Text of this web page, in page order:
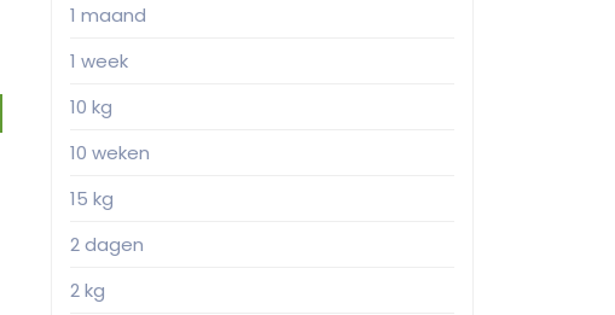
1 maand
1 week
10 kg
10 weken
15 kg
2 dagen
2 kg